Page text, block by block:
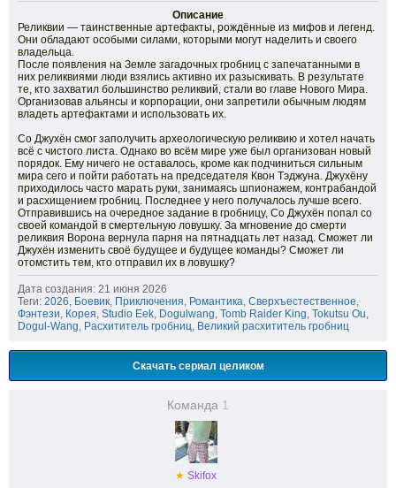
Описание
Реликвии — таинственные артефакты, рождённые из мифов и легенд.
Они обладают особыми силами, которыми могут наделить и своего
владельца.
После появления на Земле загадочных гробниц с запечатанными в
них реликвиями люди взялись активно их разыскивать. В результате
те, кто захватил большинство реликвий, стали во главе Нового Мира.
Организовав альянсы и корпорации, они запретили обычным людям
владеть артефактами и использовать их.
Со Джухён смог заполучить археологическую реликвию и хотел начать
всё с чистого листа. Однако во всём мире уже был организован новый
порядок. Ему ничего не оставалось, кроме как подчиниться сильным
мира сего и пойти работать на председателя Квон Тэджуна. Джухёну
приходилось часто марать руки, занимаясь шпионажем, контрабандой
и расхищением гробниц. Последнее у него получалось лучше всего.
Отправившись на очередное задание в гробницу, Со Джухён попал со
своей командой в смертельную ловушку. За мгновение до смерти
реликвия Ворона вернула парня на пятнадцать лет назад. Сможет ли
Джухён изменить своё будущее и будущее команды? Сможет ли
отомстить тем, кто отправил их в ловушку?
Дата создания: 21 июня 2026
Теги: 2026, Боевик, Приключения, Романтика, Сверхъестественное,
Фэнтези, Корея, Studio Eek, Dogulwang, Tomb Raider King, Tokutsu Ou,
Dogul-Wang, Расхититель гробниц, Великий расхититель гробниц
Скачать сериал целиком
Команда 1
★ Skifox